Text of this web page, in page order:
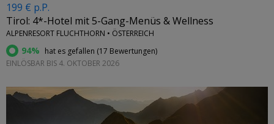
199 € p.P.
Tirol: 4*-Hotel mit 5-Gang-Menüs & Wellness
ALPENRESORT FLUCHTHORN • ÖSTERREICH
94% hat es gefallen (17 Bewertungen)
EINLÖSBAR BIS 4. OKTOBER 2026